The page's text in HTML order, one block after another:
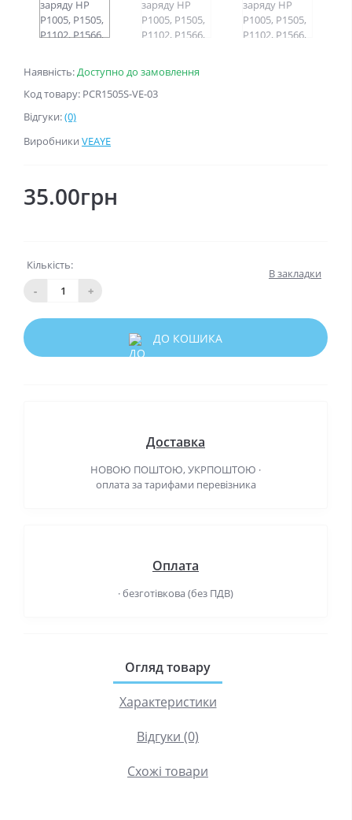
Наявність:Доступно до замовлення
Код товару: PCR1505S-VE-03
Відгуки:(0)
Виробники VEAYE
35.00грн
Кількість:
-
+
В закладки
ДО КОШИКА
Доставка
НОВОЮ ПОШТОЮ, УКРПОШТОЮ ·
оплата за тарифами перевізника
Оплата
· безготівкова (без ПДВ)
Огляд товару
Характеристики
Відгуки (0)
Схожі товари